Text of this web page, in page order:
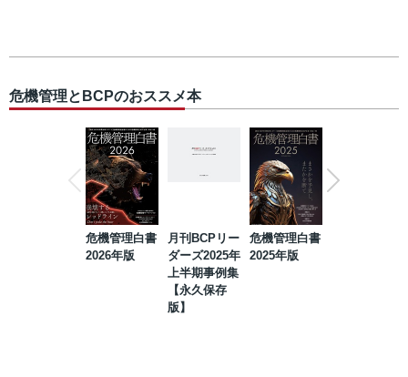
危機管理とBCPのおススメ本
危機管理白書
2026年版
月刊BCPリー
ダーズ2025年
上半期事例集
【永久保存
版】
危機管理白書
2025年版